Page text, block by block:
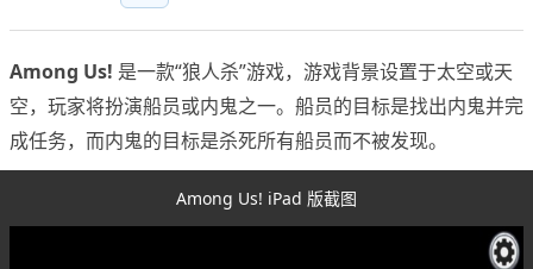
Among Us! 是一款“狼人杀”游戏，游戏背景设置于太空或天
空，玩家将扮演船员或内鬼之一。船员的目标是找出内鬼并完
成任务，而内鬼的目标是杀死所有船员而不被发现。
Among Us! iPad 版截图